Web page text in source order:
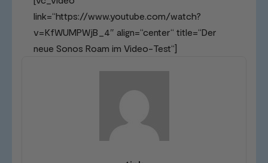
link=“https://www.youtube.com/watch?
v=KfWUMPWjB_4″ align=“center“ title=“Der
neue Sonos Roam im Video-Test“]